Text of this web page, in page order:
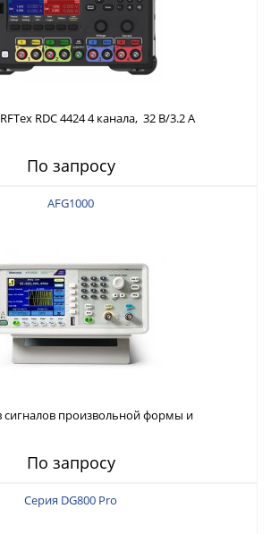
RDC 4424 4 канала, 32 В/3.2 А
По запросу
AFG1000
сигналов произвольной формы и
Tektronix AFG1000
По запросу
Серия DG800 Pro